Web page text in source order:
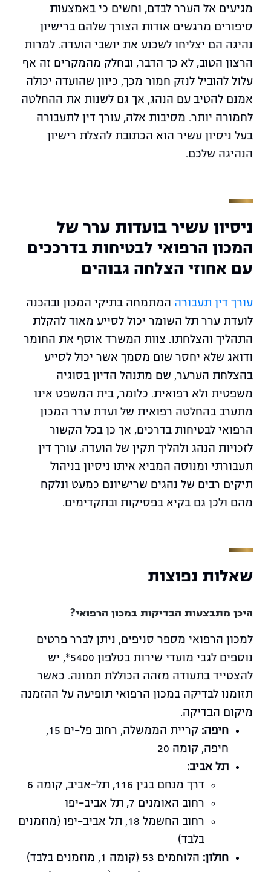
מגיעים אל הערר לבדם, וחשים כי באמצעות
סיפורים מרגשים אודות הצורך שלהם ברישיון
נהיגה הם יצליחו לשכנע את יושבי הועדה. למרות
הרצון הטוב, לא כך הדבר, ובחלק מהמקרים זה אף
עלול להוביל לנזק חמור מכך, כיוון שהועדה יכולה
אמנם להטיב עם הנהג, אך גם לשנות את ההחלטה
לחמורה יותר. מסיבות אלה, עורך דין לתעבורה
בעל ניסיון עשיר הוא הכתובת להצלת רישיון
הנהיגה שלכם.
ניסיון עשיר בועדות ערר של
המכון הרפואי לבטיחות בדרככים
עם אחוזי הצלחה גבוהים
עורך דין תעבורה המתמחה בתיקי המכון ובהכנה
לועדת ערר תל השומר יכול לסייע מאוד להקלת
התהליך והצלחתו. צוות המשרד אוסף את החומר
ודואג שלא יחסר שום מסמך אשר יכול לסייע
בהצלחת הערער, שם מתנהל הדיון בסוגיה
משפטית ולא רפואית. כלומר, בית המשפט אינו
מתערב בהחלטה רפואית של ועדת ערר המכון
הרפואי לבטיחות בדרכים, אך כן בכל הקשור
לזכויות הנהג ולהליך תקין של הועדה. עורך דין
תעבורתי ומנוסה המביא איתו ניסיון בניהול
תיקים רבים של נהגים שרישיונם כמעט ונלקח
מהם ולכן גם בקיא בפסיקות ובתקדימים.
שאלות נפוצות
היכן מתבצעות הבדיקות במכון הרפואי?
למכון הרפואי מספר סניפים, ניתן לברר פרטים
נוספים לגבי מועדי שירות בטלפון 5400*, יש
להצטייד בתעודה מזהה הכוללת תמונה. כאשר
תזומנו לבדיקה במכון הרפואי תופיעה על ההזמנה
מיקום הבדיקה.
חיפה:
קריית הממשלה, רחוב פל-ים 15,
חיפה, קומה 20
תל אביב:
דרך מנחם בגין 116, תל-אביב, קומה 6
רחוב האומנים 7, תל אביב-יפו
רחוב החשמל 18, תל אביב-יפו (מוזמנים
בלבד)
חולון: הלוחמים 53 (קומה 1, מוזמנים בלבד)